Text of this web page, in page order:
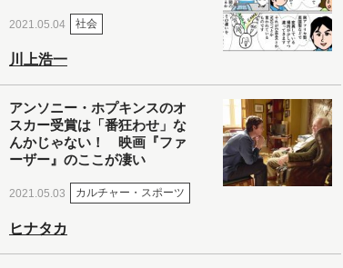
2021.05.04 社会
川上浩一
アンソニー・ホプキンスのオ
スカー受賞は「番狂わせ」な
んかじゃない！ 映画『ファ
ーザー』のここが凄い
2021.05.03 カルチャー・スポーツ
ヒナタカ